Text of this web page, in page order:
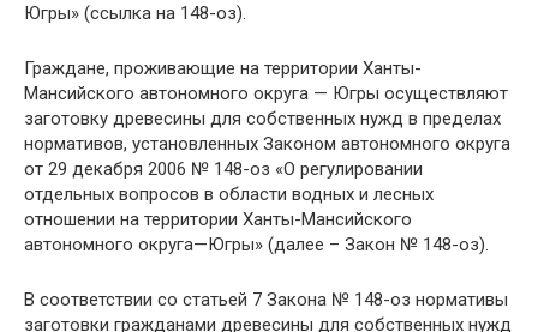
Югры» (ссылка на 148-оз).
Граждане, проживающие на территории Ханты-
Мансийского автономного округа — Югры осуществляют
заготовку древесины для собственных нужд в пределах
нормативов, установленных Законом автономного округа
от 29 декабря 2006 № 148-оз «О регулировании
отдельных вопросов в области водных и лесных
отношении на территории Ханты-Мансийского
автономного округа—Югры» (далее – Закон № 148-оз).
В соответствии со статьей 7 Закона № 148-оз нормативы
заготовки гражданами древесины для собственных нужд